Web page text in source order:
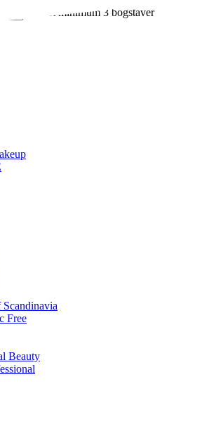
Indtast minimum 3 bogstaver
Free
Beauty